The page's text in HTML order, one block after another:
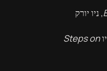
, ניו יורק
Steps on